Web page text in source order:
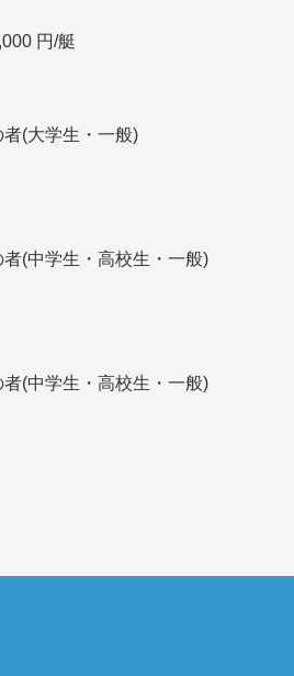
円/艇
(大学生・一般)
(中学生・高校生・一般)
(中学生・高校生・一般)